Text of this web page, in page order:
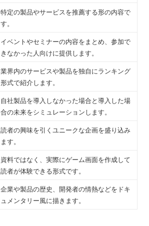
特定の製品やサービスを推薦する形の内容で
す。
イベントやセミナーの内容をまとめ、参加で
きなかった人向けに提供します。
業界内のサービスや製品を独自にランキング
形式で紹介します。
自社製品を導入しなかった場合と導入した場
合の未来をシミュレーションします。
読者の興味を引くユニークな企画を盛り込み
ます。
資料ではなく、実際にゲーム画面を作成して
読者が体験できる形式です。
企業や製品の歴史、開発者の情熱などをドキ
ュメンタリー風に描きます。